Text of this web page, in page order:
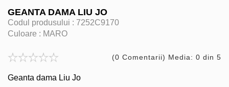
GEANTA DAMA LIU JO
Codul produsului : 7252C9170
Culoare : MARO
(0 Comentarii) Media: 0 din 5
Geanta dama Liu Jo